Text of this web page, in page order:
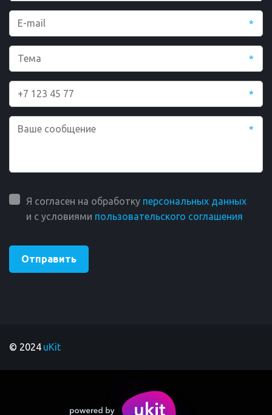
*
*
*
*
Я согласен на обработку персональных данных
и с условиями пользовательского соглашения
Отправить
© 2024 uKit